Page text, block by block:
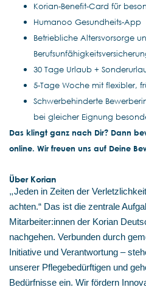
Korian-Benefit-Card für
Humanoo Gesundheits-App
Betriebliche Altersvorsorge
30 Tage Urlaub +
5-Tage Woche mit flexibler,
Schwerbehinderte
bei gleicher Eignung
Das klingt ganz nach Dir? Dann
online. Wir freuen uns auf Deine
Über Korian
„Jeden in Zeiten der
achten.“ Das ist die zentrale
Mitarbeiter:innen der Korian
nachgehen. Verbunden durch
Initiative und Verantwortung –
unserer Pflegebedürftigen und
Bedürfnisse ein. Wir fördern